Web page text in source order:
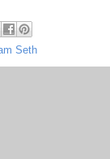
Seth